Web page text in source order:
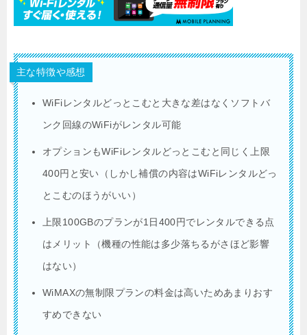
主な特徴や感想
WiFiレンタルどっとこむと大きな差はなくソフトバ
ンク回線のWiFiがレンタル可能
オプションもWiFiレンタルどっとこむと同じく上限
400円と安い（しかし補償の内容はWiFiレンタルどっ
とこむのほうがいい）
上限100GBのプランが1日400円でレンタルできる点
はメリット（機種の性能は多少落ちるがさほど影響
はない）
WiMAXの無制限プランの料金は高いためあまりおす
すめできない